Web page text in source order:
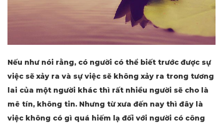
Nếu như nói rằng, có người có thể biết trước được sự
việc sẽ xảy ra và sự việc sẽ không xảy ra trong tương
lai của một người khác thì rất nhiều người sẽ cho là
mê tín, không tin. Nhưng từ xưa đến nay thì đây là
việc không có gì quá hiếm lạ đối với người có công